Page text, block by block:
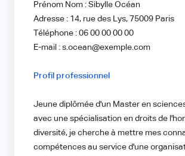
Prénom Nom : Sibylle Océan
Adresse : 14, rue des Lys, 75009 Paris
Téléphone : 06 00 00 00 00
E-mail : s.ocean@exemple.com
Profil professionnel
Jeune diplômée d'un Master en
avec une spécialisation en droits de
diversité, je cherche à mettre mes
compétences au service d'une